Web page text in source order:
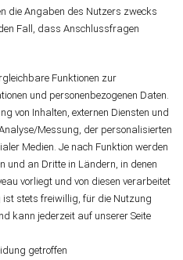
die Angaben des Nutzers zwecks
Fall, dass Anschlussfragen
Funktionen zur
und personenbezogenen Daten.
von Inhalten, externen Diensten und
Messung, der personalisierten
Medien. Je nach Funktion werden
und an Dritte in Ländern, in denen
vorliegt und von diesen verarbeitet
ist stets freiwillig, für die Nutzung
kann jederzeit auf unserer Seite
getroffen